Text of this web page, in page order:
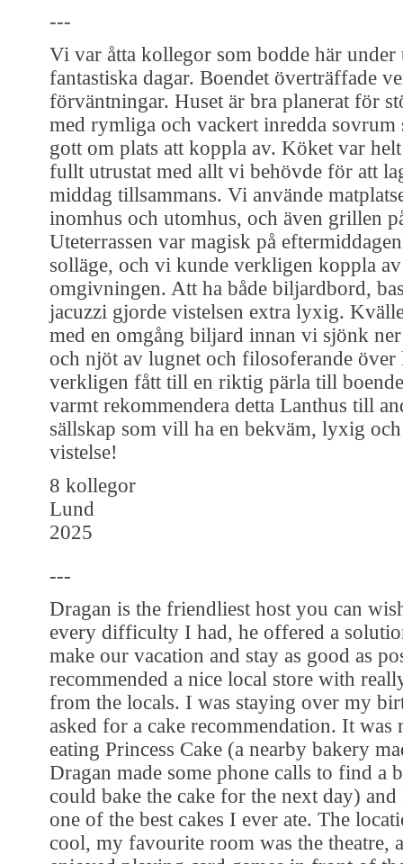
---
Vi var åtta kollegor som bodde här under
fantastiska dagar. Boendet överträffade
förväntningar. Huset är bra planerat för
med rymliga och vackert inredda sovrum
gott om plats att koppla av. Köket var
fullt utrustat med allt vi behövde för att
middag tillsammans. Vi använde
inomhus och utomhus, och även grillen
Uteterrassen var magisk på
solläge, och vi kunde verkligen koppla
omgivningen. Att ha både biljardbord,
jacuzzi gjorde vistelsen extra lyxig.
med en omgång biljard innan vi sjönk
och njöt av lugnet och filosoferande
verkligen fått till en riktig pärla till
varmt rekommendera detta Lanthus till
sällskap som vill ha en bekväm, lyxig
vistelse!
8 kollegor
Lund
2025
---
Dragan is the friendliest host you can
every difficulty I had, he offered a
make our vacation and stay as good as
recommended a nice local store with
from the locals. I was staying over my
asked for a cake recommendation. It
eating Princess Cake (a nearby bakery
Dragan made some phone calls to find a
could bake the cake for the next day)
one of the best cakes I ever ate. The
cool, my favourite room was the theatre,